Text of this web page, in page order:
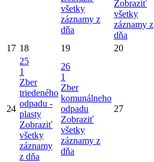
všetky
záznamy z
dňa
Zobraziť
všetky
záznamy z
dňa
17 18 19 20
24
25
1
Zber
triedeného
odpadu -
plasty
Zobraziť
všetky
záznamy
z dňa
26
1
Zber
komunálneho
odpadu
Zobraziť
všetky
záznamy z
dňa
27